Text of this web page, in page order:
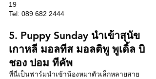
19
Tel: 089 682 2444
5. Puppy Sunday นำเข้าสุนัข
เกาหลี มอลทีส มอลติพู พูเดิ้ล บิ
ชอง ปอม ทีคัพ
ที่นี่เป็นฟาร์มนำเข้าน้องหมาตัวเล็กหลายสาย